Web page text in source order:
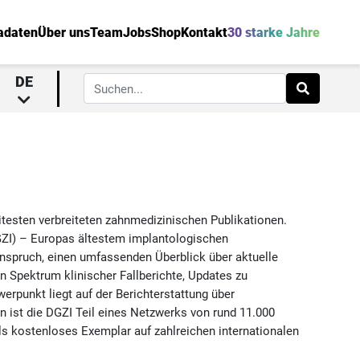
Über unsTeamJobsShopKontakt30 starke Jahre
DE
verbreiteten zahnmedizinischen Publikationen.
– Europas ältestem implantologischen
einen umfassenden Überblick über aktuelle
klinischer Fallberichte, Updates zu
liegt auf der Berichterstattung über
die DGZI Teil eines Netzwerks von rund 11.000
kostenloses Exemplar auf zahlreichen internationalen